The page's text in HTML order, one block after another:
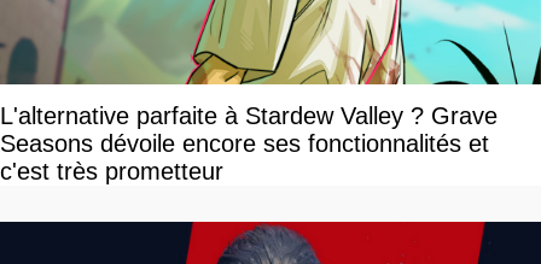
L'alternative parfaite à Stardew Valley ? Grave
Seasons dévoile encore ses fonctionnalités et
c'est très prometteur